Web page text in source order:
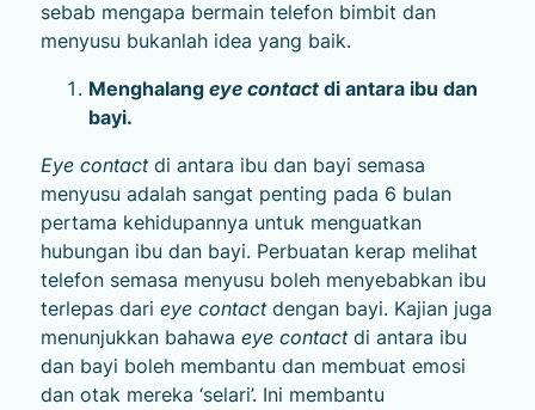
sebab mengapa bermain telefon bimbit dan
menyusu bukanlah idea yang baik.
Menghalang eye contact di antara ibu dan
bayi.
Eye contact di antara ibu dan bayi semasa
menyusu adalah sangat penting pada 6 bulan
pertama kehidupannya untuk menguatkan
hubungan ibu dan bayi. Perbuatan kerap melihat
telefon semasa menyusu boleh menyebabkan ibu
terlepas dari eye contactdengan bayi. Kajian juga
menunjukkan bahawa eye contactdi antara ibu
dan bayi boleh membantu dan membuat emosi
dan otak mereka ‘selari’. Ini membantu